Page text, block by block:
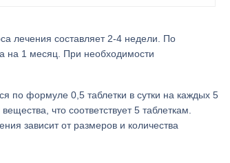
лечения составляет 2-4 недели. По
на 1 месяц. При необходимости
по формуле 0,5 таблетки в сутки на каждых 5
что соответствует 5 таблеткам.
зависит от размеров и количества